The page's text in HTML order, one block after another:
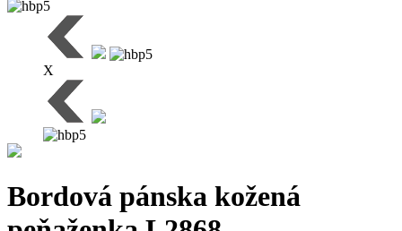
X
Bordová pánska kožená